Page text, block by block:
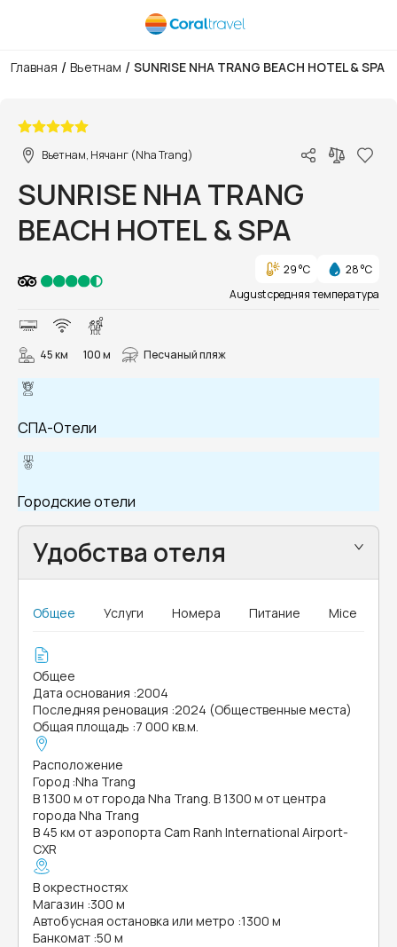
Главная / Вьетнам / SUNRISE NHA TRANG BEACH HOTEL & SPA
Вьетнам, Нячанг (Nha Trang)
SUNRISE NHA TRANG
BEACH HOTEL & SPA
29 °C
28 °C
August средняя температура
45 км 100 м Песчаный пляж
СПА-Отели
Городские отели
Удобства отеля
Общее Услуги Номера Питание Mice
Общее
Дата основания :2004
Последняя реновация :2024 (Общественные места)
Общая площадь :7 000 кв.м.
Расположение
Город :Nha Trang
В 1300 м от города Nha Trang. В 1300 м от центра
города Nha Trang
В 45 км от аэропорта Cam Ranh International Airport-
CXR
В окрестностях
Магазин :300 м
Автобусная остановка или метро :1300 м
Банкомат :50 м